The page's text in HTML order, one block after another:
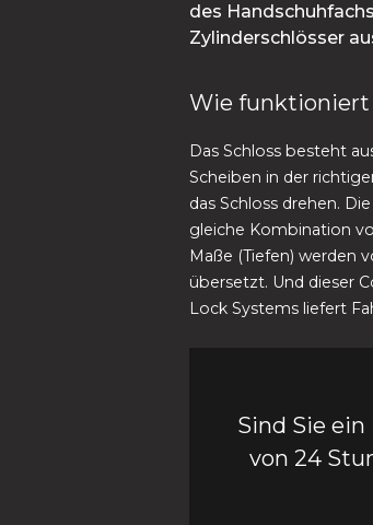
des
Zylinderschlösser
Wie funktioniert
Das Schloss besteht
Scheiben in der
das Schloss drehen.
gleiche Kombination
Maße (Tiefen) werden
übersetzt. Und dieser
Lock Systems liefert
Sind Sie
von 24